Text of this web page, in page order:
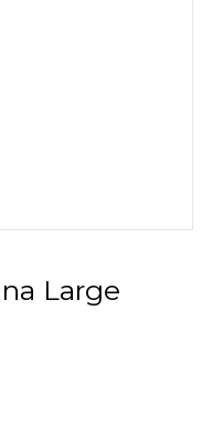
Large